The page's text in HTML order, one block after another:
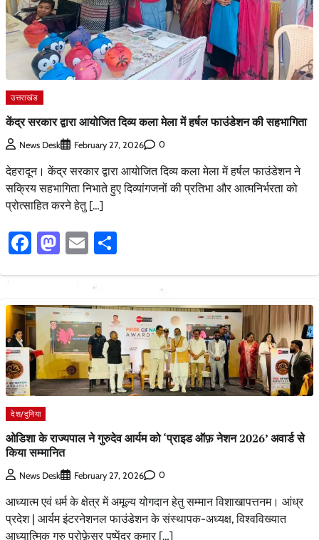
उत्तराखंड
केंद्र सरकार द्वारा आयोजित दिव्य कला मेला में हर्षल फाउंडेशन की सहभागिता
News Desk February 27, 2026 0
देहरादून। केंद्र सरकार द्वारा आयोजित दिव्य कला मेला में हर्षल फाउंडेशन ने
सक्रिय सहभागिता निभाते हुए दिव्यांगजनों की प्रतिभा और आत्मनिर्भरता को
प्रोत्साहित करने हेतु […]
Facebook
Mastodon
Email
देश/दुनिया
ओडिशा के राज्यपाल ने गुरुदेव आर्यम को ‘प्राइड ऑफ़ नेशन 2026’ अवार्ड से
किया सम्मानित
News Desk February 27, 2026 0
आध्यात्म एवं धर्म के क्षेत्र में अमूल्य योगदान हेतु सम्मान विशाखापत्तनम। आंध्र
प्रदेश | आर्यम इंटरनेशनल फाउंडेशन के संस्थापक-अध्यक्ष, विश्वविख्यात
आध्यात्मिक गुरु प्रोफ़ेसर पुष्पेंद्र कुमार […]